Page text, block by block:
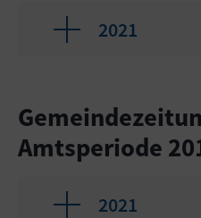
2021
Amtsperiode
2021